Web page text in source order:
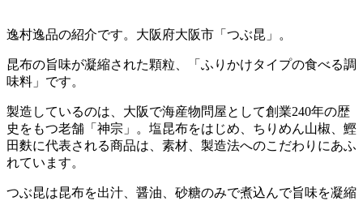
逸村逸品の紹介です。大阪府大阪市「つぶ昆」。
昆布の旨味が凝縮された顆粒、「ふりかけタイプの食べる調
味料」です。
製造しているのは、大阪で海産物問屋として創業240年の歴
史をもつ老舗「神宗」。塩昆布をはじめ、ちりめん山椒、鰹
田麩に代表される商品は、素材、製造法へのこだわりにあふ
れています。
つぶ昆は昆布を出汁、醤油、砂糖のみで煮込んで旨味を凝縮